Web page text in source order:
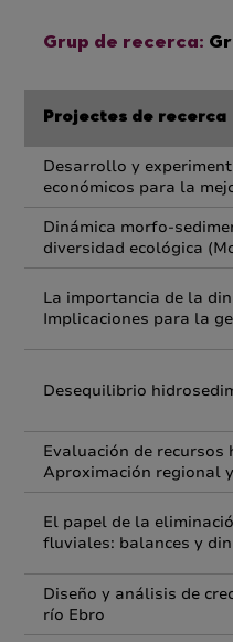
Grup de recerca:
Projectes de recerca
Desarrollo y
económicos para la
Dinámica morfo-
diversidad ecológica
La importancia de la
Implicaciones para la
Desequilibrio
Evaluación de
Aproximación regional
El papel de la
fluviales: balances y
Diseño y análisis de
río Ebro